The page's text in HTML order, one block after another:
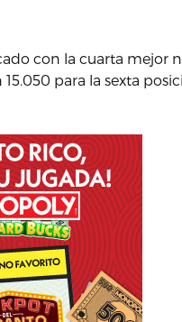
con la cuarta mejor
15.050 para la sexta